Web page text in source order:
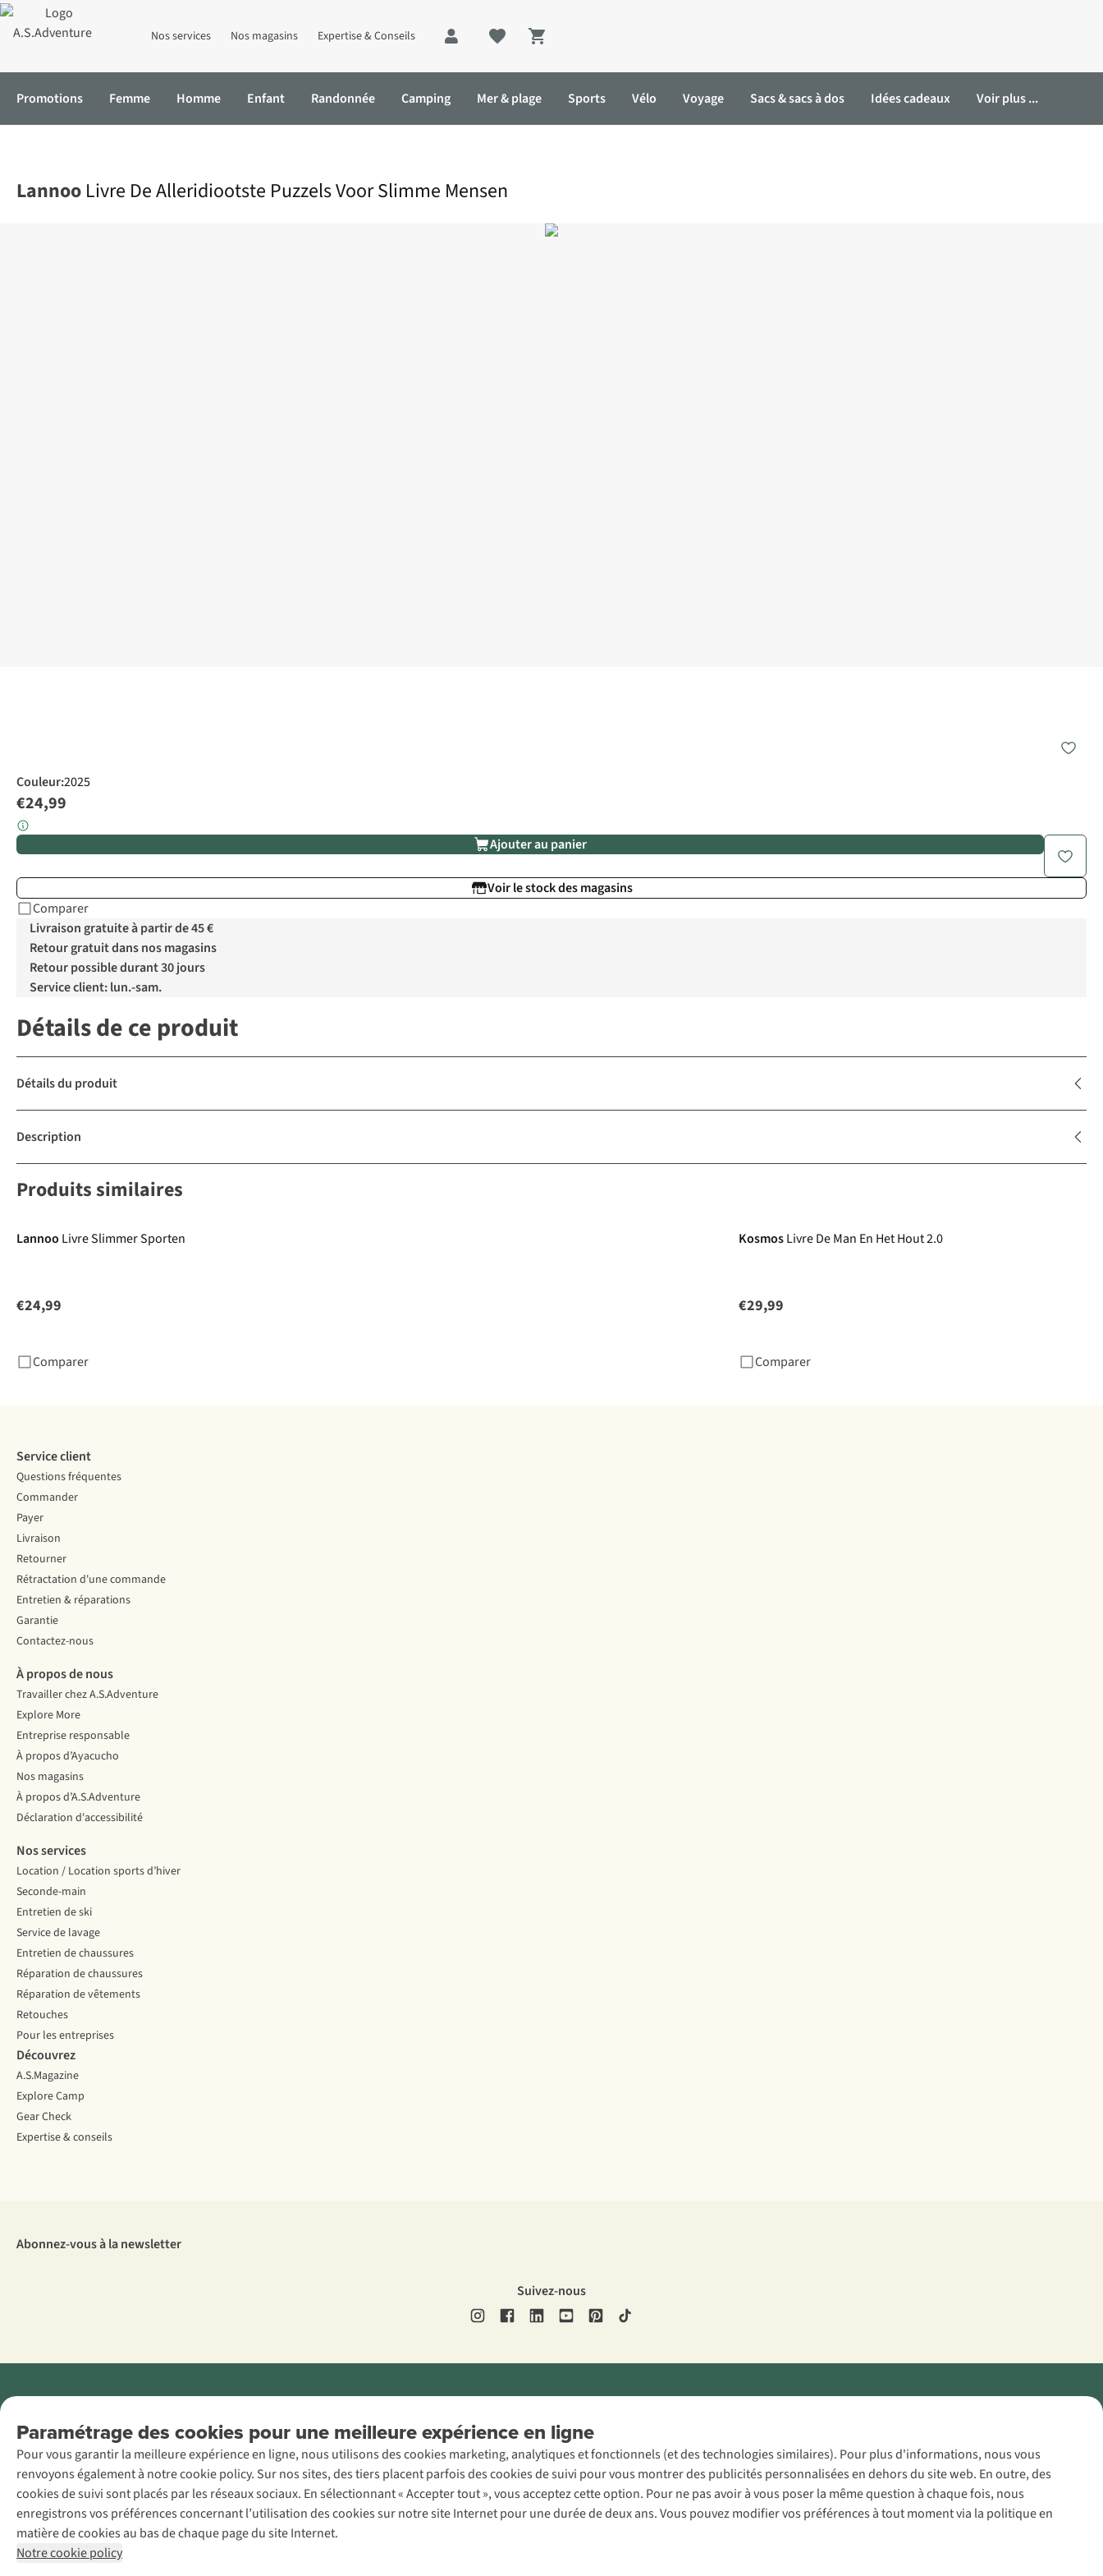
Nos services Nos magasins Expertise & Conseils
Shopping cart
Promotions Femme Homme Enfant Randonnée Camping Mer & plage Sports Vélo Voyage Sacs & sacs à dos Idées cadeaux Voir plus ...
Lannoo Livre De Alleridiootste Puzzels Voor Slimme Mensen
Couleur:2025
€24,99
Ajouter au panier
Voir le stock des magasins
Comparer
Livraison gratuite à partir de 45 €
Retour gratuit dans nos magasins
Retour possible durant 30 jours
Service client: lun.-sam.
Détails de ce produit
Détails du produit
Description
Produits similaires
Lannoo Livre Slimmer Sporten
€24,99
Comparer
KosmosLivre De Man En Het Hout 2.0
€29,99
Comparer
Paramétrage des cookies pour une meilleure expérience en ligne
Pour vous garantir la meilleure expérience en ligne, nous utilisons des cookies marketing, analytiques et fonctionnels (et des technologies similaires). Pour plus d'informations, nous vous
renvoyons également à notre cookie policy. Sur nos sites, des tiers placent parfois des cookies de suivi pour vous montrer des publicités personnalisées en dehors du site web. En outre, des
cookies de suivi sont placés par les réseaux sociaux. En sélectionnant « Accepter tout », vous acceptez cette option. Pour ne pas avoir à vous poser la même question à chaque fois, nous
enregistrons vos préférences concernant l’utilisation des cookies sur notre site Internet pour une durée de deux ans. Vous pouvez modifier vos préférences à tout moment via la politique en
matière de cookies au bas de chaque page du site Internet.
Notre cookie policy
Service client
Questions fréquentes
Commander
Payer
Livraison
Retourner
Rétractation d'une commande
Entretien & réparations
Garantie
Contactez-nous
À propos de nous
Travailler chez A.S.Adventure
Explore More
Entreprise responsable
À propos d’Ayacucho
Nos magasins
À propos d’A.S.Adventure
Déclaration d'accessibilité
Nos services
Location / Location sports d’hiver
Seconde-main
Entretien de ski
Service de lavage
Entretien de chaussures
Réparation de chaussures
Réparation de vêtements
Retouches
Pour les entreprises
Découvrez
A.S.Magazine
Explore Camp
Gear Check
Expertise & conseils
Abonnez-vous à la newsletter
Suivez-nous
AS Adventure
France SAS,
Rue du Vieux
Faubourg 14, F-
59000 Lille
+32 (0)3 828
30 15